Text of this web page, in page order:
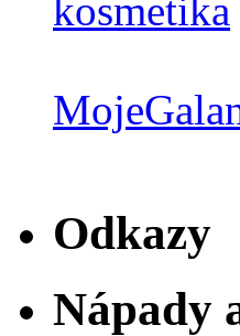
Odkazy
Nápady